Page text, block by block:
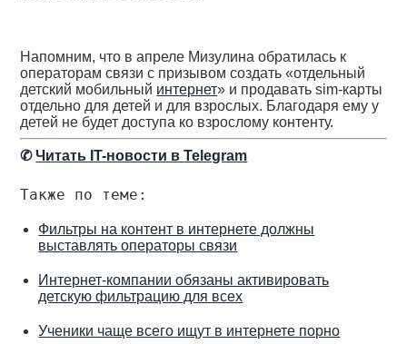
Напомним, что в апреле Мизулина обратилась к
операторам связи с призывом создать «отдельный
детский мобильный интернет» и продавать sim-карты
отдельно для детей и для взрослых. Благодаря ему у
детей не будет доступа ко взрослому контенту.
✆Читать IT-новости в Telegram
Также по теме:
Фильтры на контент в интернете должны
выставлять операторы связи
Интернет-компании обязаны активировать
детскую фильтрацию для всех
Ученики чаще всего ищут в интернете порно